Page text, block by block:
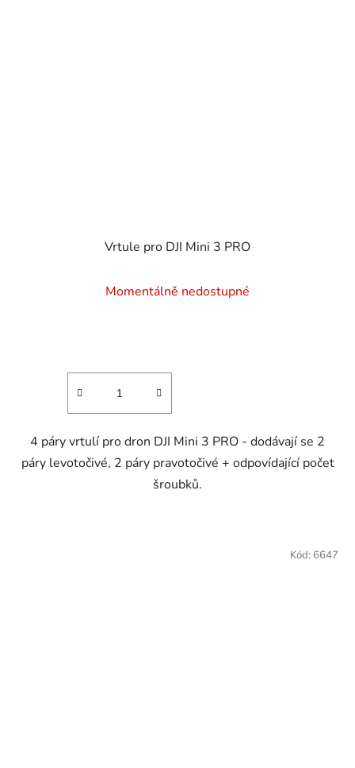
Vrtule pro DJI Mini 3 PRO
Momentálně nedostupné
4 páry vrtulí pro dron DJI Mini 3 PRO - dodávají se 2
páry levotočivé, 2 páry pravotočivé + odpovídající počet
šroubků.
Kód: 6647